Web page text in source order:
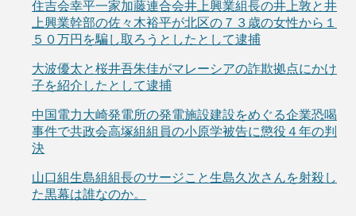
住吉会幸平一家加藤連合会井上興業組長の井上敦と井
上興業幹部の佐々木裕平が北区の７３歳の女性から１
５０万円を騙し取ろうとしたとして逮捕
大波優太と桜井吾朱佳がマレーシアの詐欺拠点にかけ
子を紹介したとして逮捕
中国電力大崎発電所の発電施設建設をめぐる企業恐喝
事件で共政会高塚組組員の小原学被告に懲役４年の判
決
山口組生島組組長のサージこと生島久次さんを射殺し
た黒幕は誰なのか。